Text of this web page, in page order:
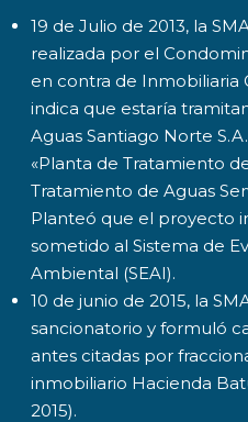
19 de Julio de 2013, la
realizada por el
en contra de Inmobiliaria
indica que estaría
Aguas Santiago Norte
«Planta de Tratamiento
Tratamiento de Aguas
Planteó que el proyecto
sometido al Sistema de
Ambiental (SEAI).
10 de junio de 2015, la
sancionatorio y formuló
antes citadas por
inmobiliario Hacienda
2015).